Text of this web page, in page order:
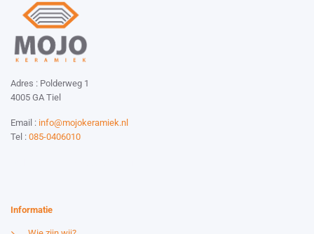
Adres : Polderweg 1
4005 GA Tiel
Email : info@mojokeramiek.nl
Tel : 085-0406010
Informatie